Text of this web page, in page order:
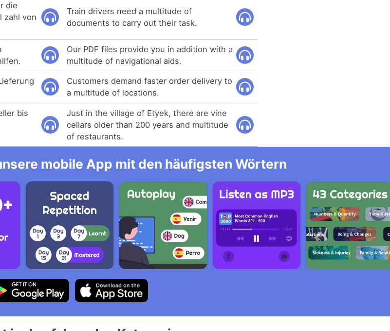
die
zahl von
Train drivers need a multitude of
documents to carry out their task.
Our PDF files provide you in addition with a
multitude of navigational aids.
Customers demand faster order delivery to
a multitude of locations.
bis
Just in the village of Etyek, there are vine
cellars older than 200 years and multitude
of restaurants.
mobile App mit den häufigsten Wörtern